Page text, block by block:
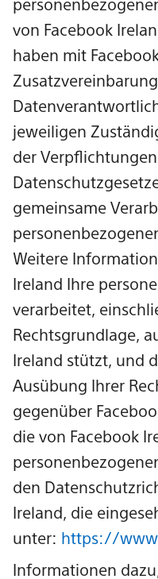
von Facebook
haben mit
jeweiligen
der
gemeinsame
Weitere
Ireland Ihre
verarbeitet,
Rechtsgrundlage,
Ireland stützt, und
Ausübung Ihrer
gegenüber
die von Facebook
den
Ireland, die
unter: https://
Informationen